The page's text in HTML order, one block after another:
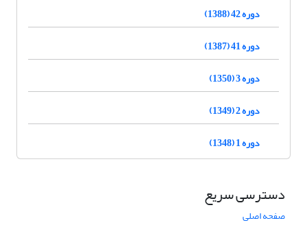
دوره 42 (1388)
دوره 41 (1387)
دوره 3 (1350)
دوره 2 (1349)
دوره 1 (1348)
دسترسی سریع
صفحه اصلی